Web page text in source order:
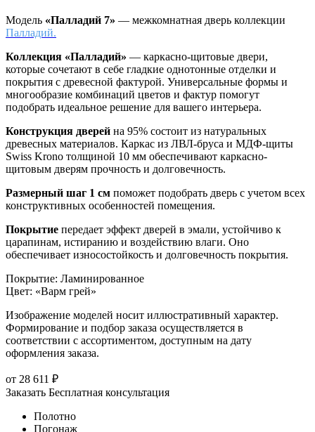
Модель «Палладий 7» — межкомнатная дверь коллекции
Палладий.
Коллекция «Палладий» — каркасно-щитовые двери,
которые сочетают в себе гладкие однотонные отделки и
покрытия с древесной фактурой. Универсальные формы и
многообразие комбинаций цветов и фактур помогут
подобрать идеальное решение для вашего интерьера.
Конструкция дверей на 95% состоит из натуральных
древесных материалов. Каркас из ЛВЛ-бруса и МДФ-щиты
Swiss Krono толщиной 10 мм обеспечивают каркасно-
щитовым дверям прочность и долговечность.
Размерный шаг 1 см поможет подобрать дверь с учетом всех
конструктивных особенностей помещения.
Покрытие передает эффект дверей в эмали, устойчиво к
царапинам, истиранию и воздействию влаги. Оно
обеспечивает износостойкость и долговечность покрытия.
Покрытие: Ламинированное
Цвет: «Варм грей»
Изображение моделей носит иллюстративный характер.
Формирование и подбор заказа осуществляется в
соответствии с ассортиментом, доступным на дату
оформления заказа.
от 28 611 ₽
Заказать Бесплатная консультация
Полотно
Погонаж